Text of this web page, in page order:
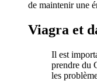
de maintenir une
Viagra et
Il est
prendre du
les